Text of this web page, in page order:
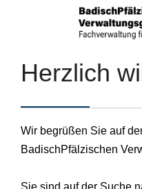
Mobile Menu Toggle
Herzlich
Wir begrüßen Sie auf
BadischPfälzischen